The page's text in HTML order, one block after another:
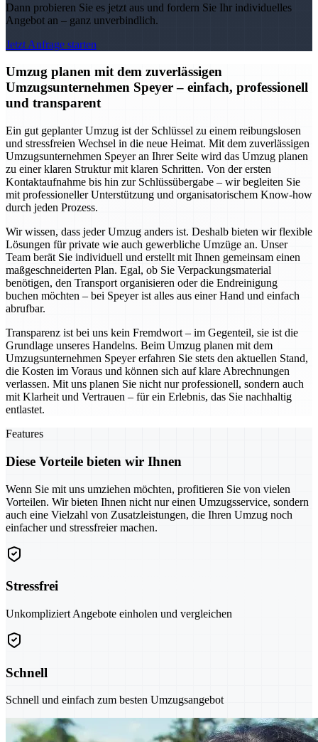
Dann probieren Sie es jetzt aus und fordern Sie Ihr individuelles
Angebot an – ganz unverbindlich.
Jetzt Anfrage starten
Umzug planen mit dem zuverlässigen
Umzugsunternehmen Speyer – einfach, professionell
und transparent
Ein gut geplanter Umzug ist der Schlüssel zu einem reibungslosen
und stressfreien Wechsel in die neue Heimat. Mit dem zuverlässigen
Umzugsunternehmen Speyer an Ihrer Seite wird das Umzug planen
zu einer klaren Struktur mit klaren Schritten. Von der ersten
Kontaktaufnahme bis hin zur Schlüssübergabe – wir begleiten Sie
mit professioneller Unterstützung und organisatorischem Know-how
durch jeden Prozess.
Wir wissen, dass jeder Umzug anders ist. Deshalb bieten wir flexible
Lösungen für private wie auch gewerbliche Umzüge an. Unser
Team berät Sie individuell und erstellt mit Ihnen gemeinsam einen
maßgeschneiderten Plan. Egal, ob Sie Verpackungsmaterial
benötigen, den Transport organisieren oder die Endreinigung
buchen möchten – bei Speyer ist alles aus einer Hand und einfach
abrufbar.
Transparenz ist bei uns kein Fremdwort – im Gegenteil, sie ist die
Grundlage unseres Handelns. Beim Umzug planen mit dem
Umzugsunternehmen Speyer erfahren Sie stets den aktuellen Stand,
die Kosten im Voraus und können sich auf klare Abrechnungen
verlassen. Mit uns planen Sie nicht nur professionell, sondern auch
mit Klarheit und Vertrauen – für ein Erlebnis, das Sie nachhaltig
entlastet.
Features
Diese Vorteile bieten wir Ihnen
Wenn Sie mit uns umziehen möchten, profitieren Sie von vielen
Vorteilen. Wir bieten Ihnen nicht nur einen Umzugsservice, sondern
auch eine Vielzahl von Zusatzleistungen, die Ihren Umzug noch
einfacher und stressfreier machen.
Stressfrei
Unkompliziert Angebote einholen und vergleichen
Schnell
Schnell und einfach zum besten Umzugsangebot